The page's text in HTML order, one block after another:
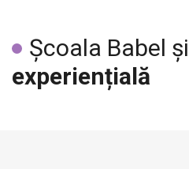
Școala Babel
experiențială